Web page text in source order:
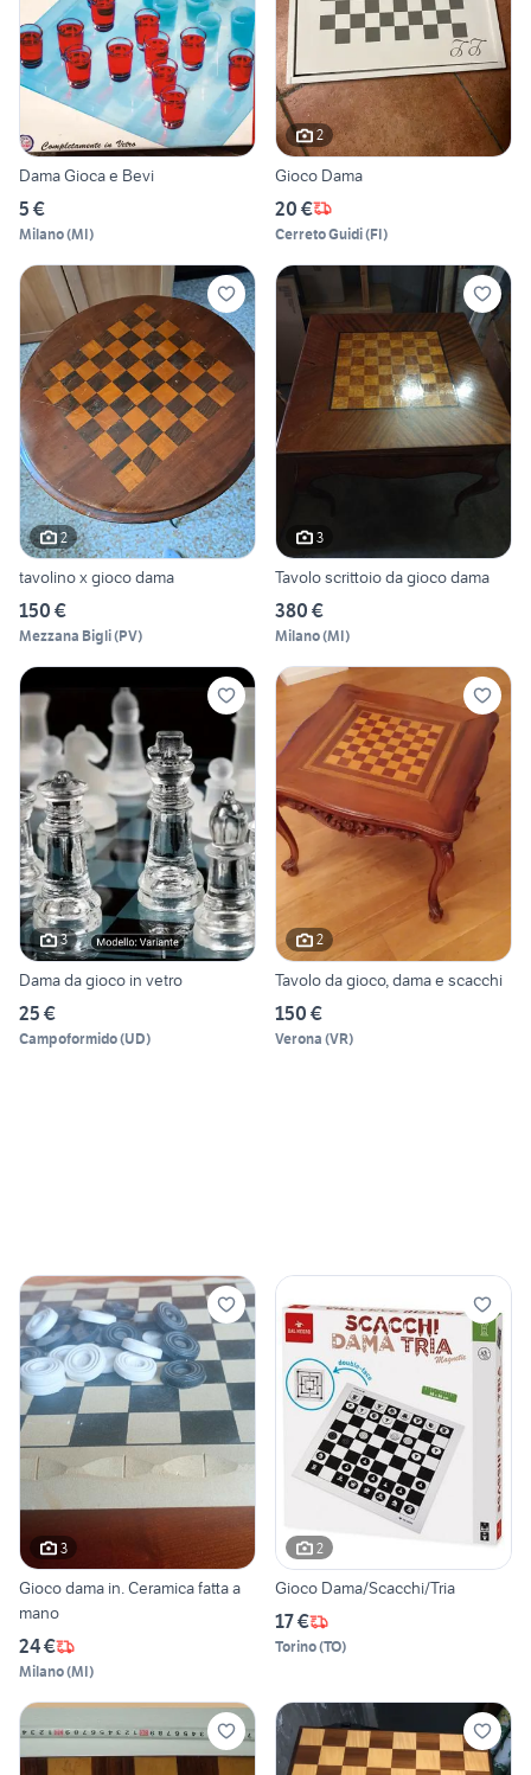
Dama Gioca e Bevi
5 €
Milano(MI)
2
Gioco Dama
20 €
Cerreto Guidi(FI)
2
tavolino x gioco dama
150 €
Mezzana Bigli(PV)
3
Tavolo scrittoio da gioco dama
380 €
Milano(MI)
3
Dama da gioco in vetro
25 €
Campoformido(UD)
2
Tavolo da gioco, dama e scacchi
150 €
Verona (VR)
3
Gioco dama in. Ceramica fatta a
mano
24 €
Milano(MI)
2
Gioco Dama/Scacchi/Tria
17 €
Torino(TO)